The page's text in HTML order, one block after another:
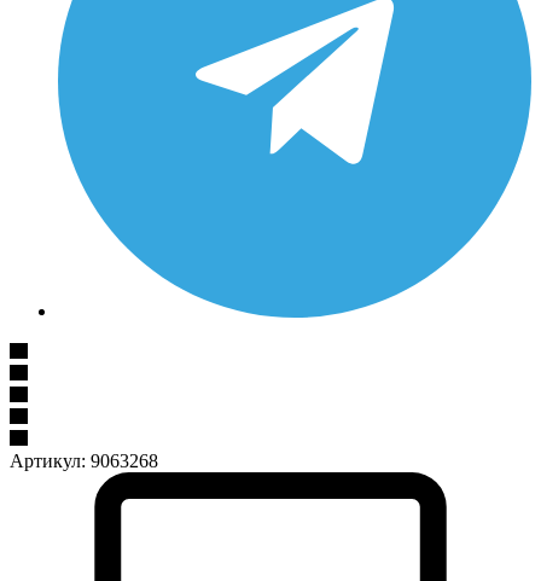
Артикул: 9063268